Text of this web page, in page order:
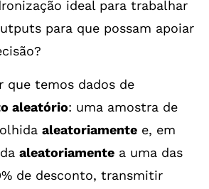
ideal para trabalhar
para que possam apoiar
que temos dados de
aleatório: uma amostra de
aleatoriamente e, em
aleatoriamente a uma das
de desconto, transmitir